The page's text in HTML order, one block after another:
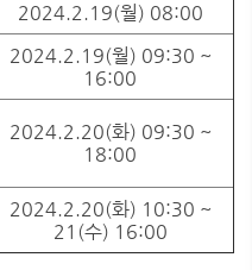
2024.2.19(월) 08:00
2024.2.19(월) 09:30 ~
16:00
2024.2.20(화) 09:30 ~
18:00
2024.2.20(화) 10:30 ~
21(수) 16:00